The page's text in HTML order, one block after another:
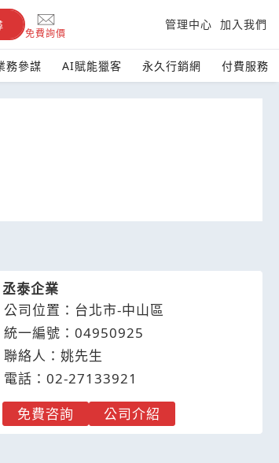
免費詢價
管理中心 加入我們
務參謀 AI賦能獵客 永久行銷網 付費服務
丞泰企業
公司位置：台北市-中山區
統一編號：04950925
聯絡人：姚先生
電話： 02-271 33921
免費咨詢
公司介紹